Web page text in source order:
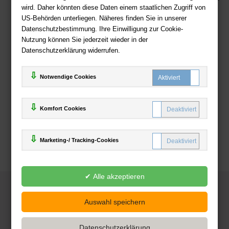
wird. Daher könnten diese Daten einem staatlichen Zugriff von
US-Behörden unterliegen. Näheres finden Sie in unserer
Datenschutzbestimmung. Ihre Einwilligung zur Cookie-
Nutzung können Sie jederzeit wieder in der
Datenschutzerklärung widerrufen.
Notwendige Cookies
Komfort Cookies
Marketing-/ Tracking-Cookies
Zahlweisen
Deutsche-Buchhandlung.de
www.deutsche-buchhandlung.de ist ein Angebot der
Handelsgesellschaft mbH
Powered by Inooga